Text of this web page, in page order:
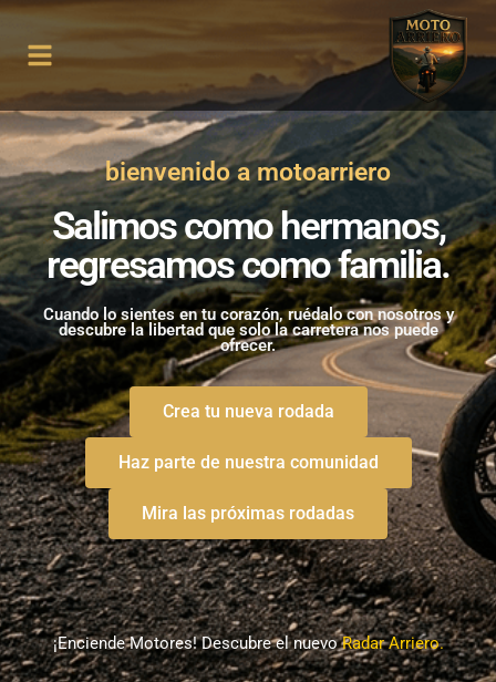
bienvenido a motoarriero
Salimos como hermanos,
regresamos como familia.
Cuando lo sientes en tu corazón, ruédalo con nosotros y
descubre la libertad que solo la carretera nos puede
ofrecer.
Crea tu nueva rodada
Haz parte de nuestra comunidad
Mira las próximas rodadas
¡Enciende Motores! Descubre el nuevo Radar Arriero.